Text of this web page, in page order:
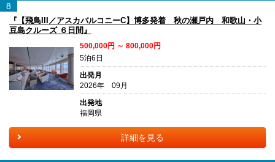
8
『【飛鳥III／アスカバルコニーC】博多発着 秋の瀬戸内 和歌山・小
豆島クルーズ ６日間』
500,000円 ～ 800,000円
5泊6日
出発月
2026年 09月
出発地
福岡県
詳細を見る